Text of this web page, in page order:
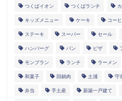
つくばイオン つくばランチ
キッズメニュー ケーキ コー
ステーキ スーパー セール
ハンバーグ パン ピザ
モンブラン ランチ ラーメン
和菓子 回鍋肉 土浦 守
弁当 手土産 新築一戸建て